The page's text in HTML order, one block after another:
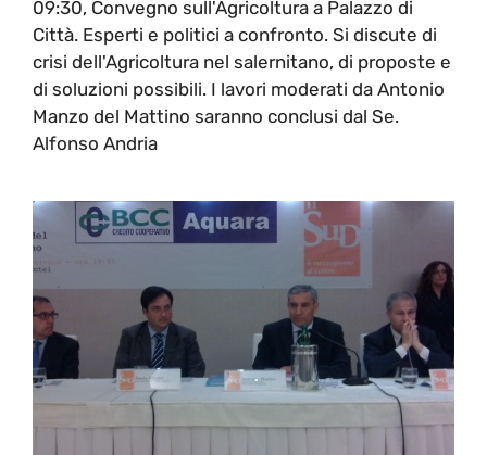
09:30, Convegno sull'Agricoltura a Palazzo di
Città. Esperti e politici a confronto. Si discute di
crisi dell'Agricoltura nel salernitano, di proposte e
di soluzioni possibili. I lavori moderati da Antonio
Manzo del Mattino saranno conclusi dal Se.
Alfonso Andria